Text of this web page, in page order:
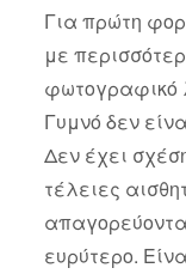
Για πρώτη
με
φωτογραφικό
Γυμνό δεν
Δεν έχει
τέλειες
ευρύτερο.